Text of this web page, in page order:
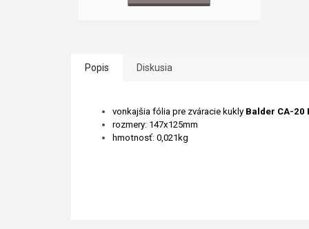
Popis Diskusia
vonkajšia fólia pre zváracie kukly Balder CA-20
rozmery: 147x125mm
hmotnosť: 0,021kg